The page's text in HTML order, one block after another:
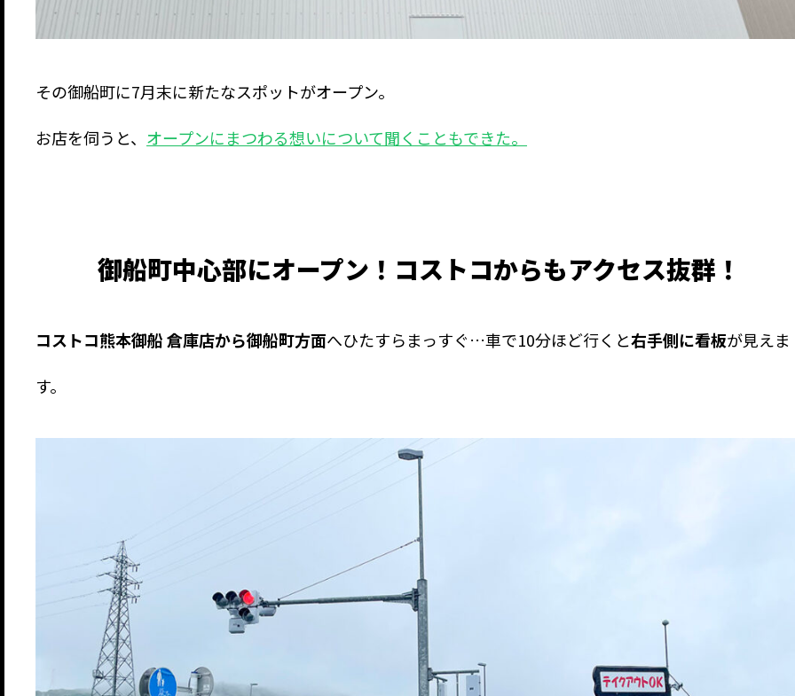
その御船町に7月末に新たなスポットがオープン。
お店を伺うと、 オープンにまつわる想いについて聞くこともできた。
御船町中心部にオープン！コストコからもアクセス抜群！
コストコ熊本御船 倉庫店から御船町方面へひたすらまっすぐ…車で10分ほど行くと右手側に看板が見えま
す。